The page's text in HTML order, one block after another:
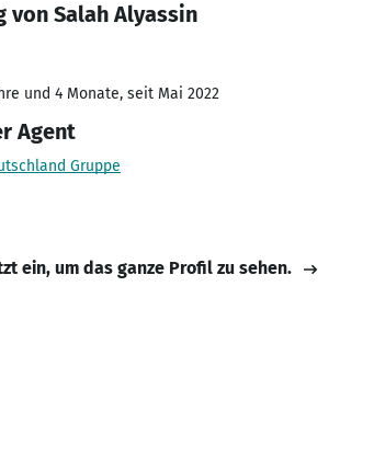
von Salah Alyassin
und 4 Monate, seit Mai 2022
Agent
Gruppe
ein, um das ganze Profil zu sehen.